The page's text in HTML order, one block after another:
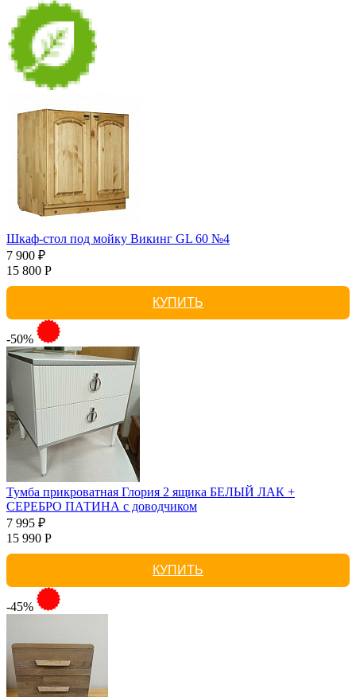
Шкаф-стол под мойку Викинг GL 60 №4
7 900 ₽
15 800 Р
КУПИТЬ
-50%
Тумба прикроватная Глория 2 ящика БЕЛЫЙ ЛАК +
СЕРЕБРО ПАТИНА с доводчиком
7 995 ₽
15 990 Р
КУПИТЬ
-45%